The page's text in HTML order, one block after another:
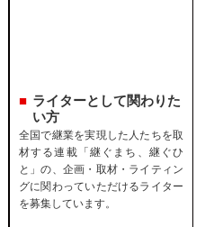
ライターとして関わりた
い方
全国で継業を実現した人たちを取
材する連載「継ぐまち、継ぐひ
と」の、企画・取材・ライティン
グに関わっていただけるライター
を募集しています。